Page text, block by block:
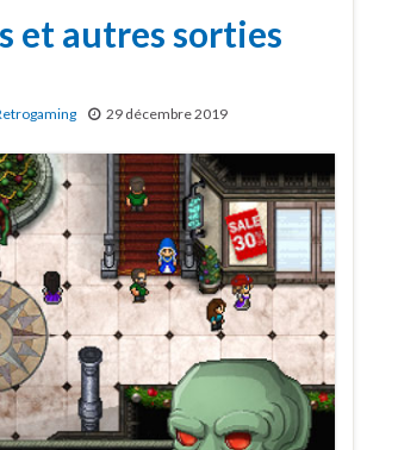
et autres sorties
29 décembre 2019